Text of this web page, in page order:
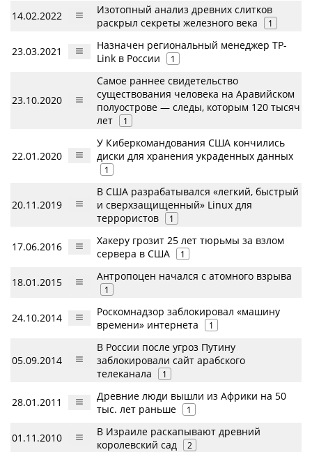
14.02.2022
Изотопный анализ древних слитков
раскрыл секреты железного века
1
23.03.2021
Назначен региональный менеджер TP-
Link в России
1
23.10.2020
Самое раннее свидетельство
существования человека на Аравийском
полуострове — следы, которым 120 тысяч
лет
1
22.01.2020
У Киберкомандования США кончились
диски для хранения украденных данных
1
20.11.2019
В США разрабатывался «легкий, быстрый
и сверхзащищенный» Linux для
террористов
1
17.06.2016
Хакеру грозит 25 лет тюрьмы за взлом
сервера в США
1
18.01.2015 Антропоцен начался с атомного взрыва
1
24.10.2014
Роскомнадзор заблокировал «машину
времени» интернета
1
05.09.2014
В России после угроз Путину
заблокировали сайт арабского
телеканала
1
28.01.2011
Древние люди вышли из Африки на 50
тыс. лет раньше
1
01.11.2010
В Израиле раскапывают древний
королевский сад
2